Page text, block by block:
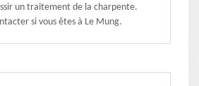
un traitement de la charpente.
si vous êtes à Le Mung.